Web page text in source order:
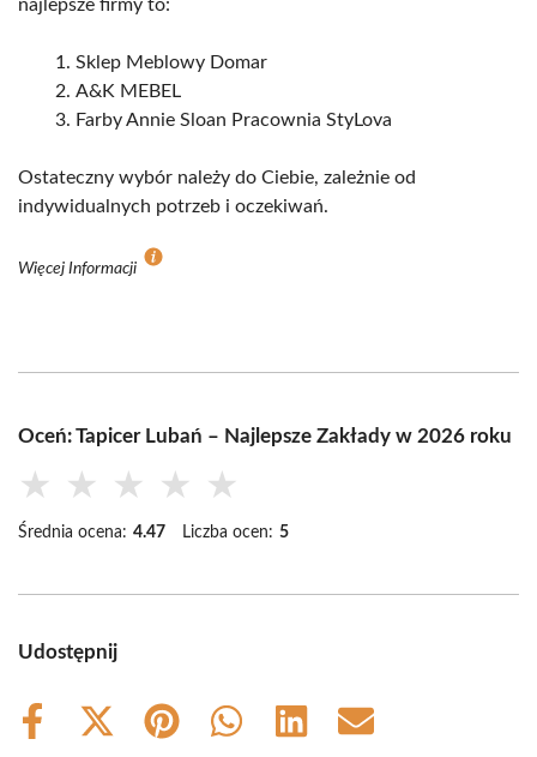
najlepsze firmy to:
Sklep Meblowy Domar
A&K MEBEL
Farby Annie Sloan Pracownia StyLova
Ostateczny wybór należy do Ciebie, zależnie od
indywidualnych potrzeb i oczekiwań.
Więcej Informacji
Oceń: Tapicer Lubań – Najlepsze Zakłady w 2026 roku
★ ★ ★ ★ ★
Średnia ocena: 4.47 Liczba ocen: 5
Udostępnij
Share
Share
Share
Share
Share
Share